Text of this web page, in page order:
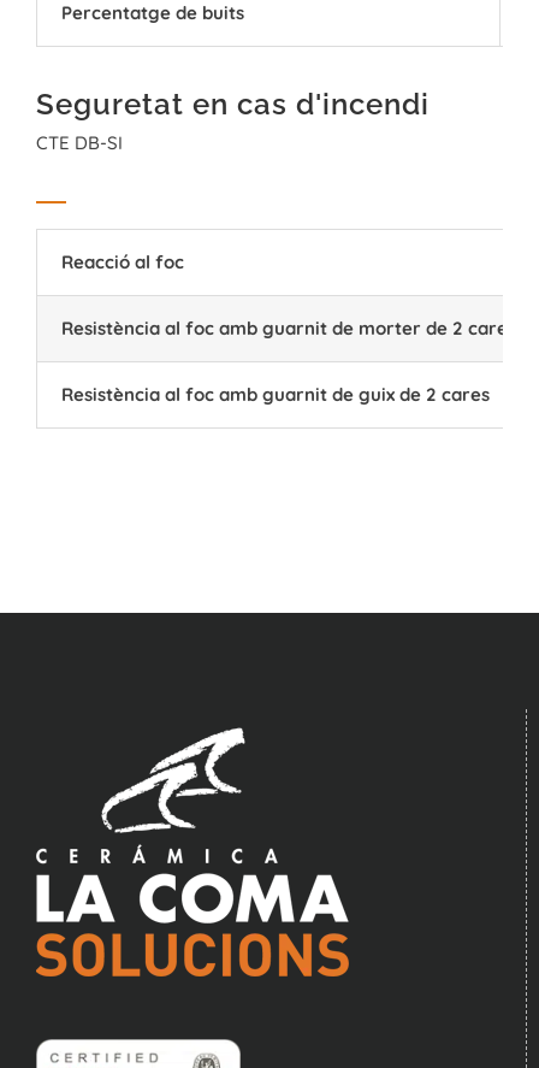
Percentatge de buits
Seguretat en cas d'incendi
CTE DB-SI
Reacció al foc
Resistència al foc amb guarnit de morter de 2 cares
Resistència al foc amb guarnit de guix de 2 cares